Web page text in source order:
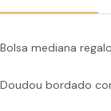
Bolsa mediana
Doudou bordado